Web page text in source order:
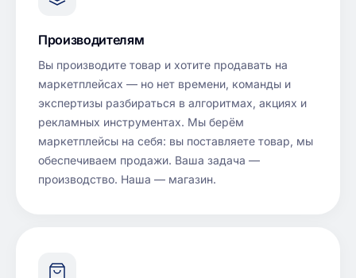
Производителям
Вы производите товар и хотите продавать на
маркетплейсах — но нет времени, команды и
экспертизы разбираться в алгоритмах, акциях и
рекламных инструментах. Мы берём
маркетплейсы на себя: вы поставляете товар, мы
обеспечиваем продажи. Ваша задача —
производство. Наша — магазин.